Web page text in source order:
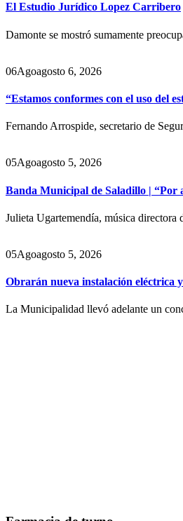
El Estudio Jurídico Lopez Carribero
Damonte se mostró sumamente
06Agoagosto 6, 2026
“Estamos conformes con el uso del
Fernando Arrospide, secretario de
05Agoagosto 5, 2026
Banda Municipal de Saladillo | “Por
Julieta Ugartemendía, música
05Agoagosto 5, 2026
Obrarán nueva instalación eléctrica
La Municipalidad llevó adelante un